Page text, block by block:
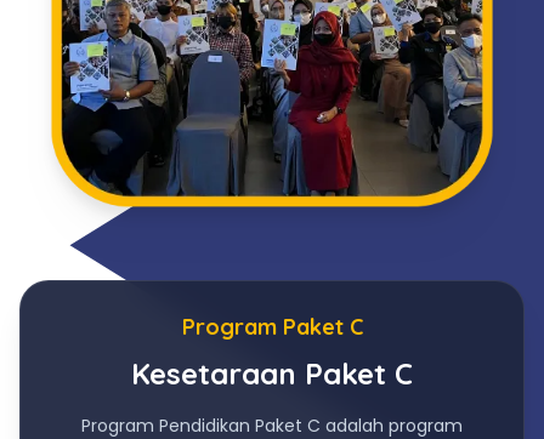
Program Paket C
Kesetaraan Paket C
Program Pendidikan Paket C adalah program